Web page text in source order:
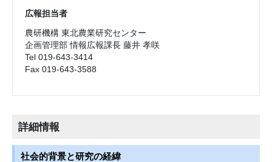
広報担当者
農研機構 東北農業研究センター
企画管理部 情報広報課長 藤井 孝咲
Tel 019-643-3414
Fax 019-643-3588
詳細情報
社会的背景と研究の経緯